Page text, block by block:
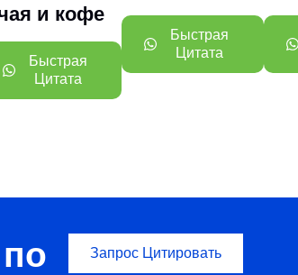
и кофе
Быстрая
Цитата
Быстрая
Цитата
Запрос Цитировать